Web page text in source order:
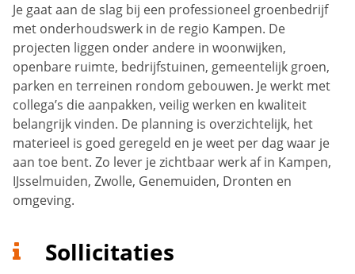
Je gaat aan de slag bij een professioneel groenbedrijf
met onderhoudswerk in de regio Kampen. De
projecten liggen onder andere in woonwijken,
openbare ruimte, bedrijfstuinen, gemeentelijk groen,
parken en terreinen rondom gebouwen. Je werkt met
collega’s die aanpakken, veilig werken en kwaliteit
belangrijk vinden. De planning is overzichtelijk, het
materieel is goed geregeld en je weet per dag waar je
aan toe bent. Zo lever je zichtbaar werk af in Kampen,
IJsselmuiden, Zwolle, Genemuiden, Dronten en
omgeving.
Sollicitaties